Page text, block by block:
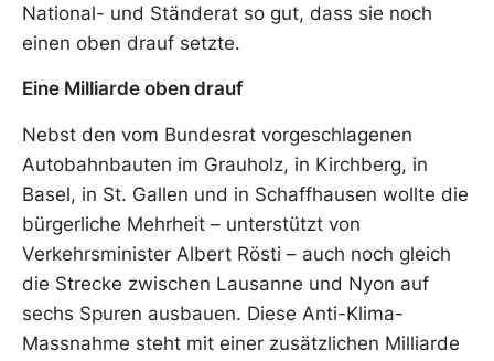
National- und Ständerat so gut, dass sie noch
einen oben drauf setzte.
Eine Milliarde oben drauf
Nebst den vom Bundesrat vorgeschlagenen
Autobahnbauten im Grauholz, in Kirchberg, in
Basel, in St. Gallen und in Schaffhausen wollte die
bürgerliche Mehrheit – unterstützt von
Verkehrsminister Albert Rösti – auch noch gleich
die Strecke zwischen Lausanne und Nyon auf
sechs Spuren ausbauen. Diese Anti-Klima-
Massnahme steht mit einer zusätzlichen Milliarde